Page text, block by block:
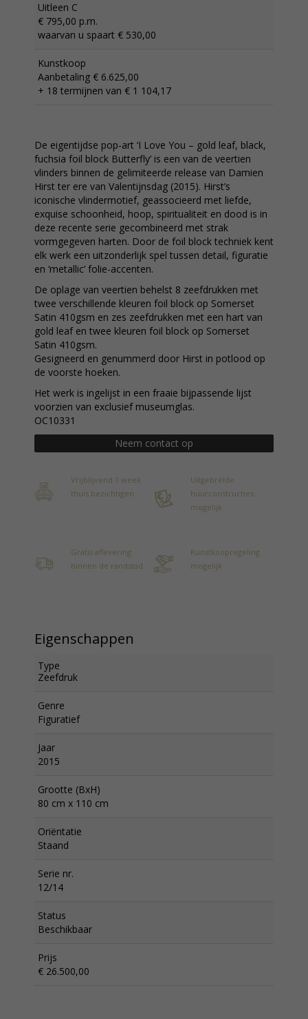
Uitleen C
€ 795,00 p.m.
waarvan u spaart € 530,00
Kunstkoop
Aanbetaling € 6.625,00
+ 18 termijnen van € 1 104,17
De eigentijdse pop-art ‘I Love You – gold leaf, black,
fuchsia foil block Butterfly’ is een van de veertien
vlinders binnen de gelimiteerde release van Damien
Hirst ter ere van Valentijnsdag (2015). Hirst’s
iconische vlindermotief, geassocieerd met liefde,
exquise schoonheid, hoop, spiritualiteit en dood is in
deze recente serie gecombineerd met strak
vormgegeven harten. Door de foil block techniek kent
elk werk een uitzonderlijk spel tussen detail, figuratie
en ‘metallic’ folie-accenten.
De oplage van veertien behelst 8 zeefdrukken met
twee verschillende kleuren foil block op Somerset
Satin 410gsm en zes zeefdrukken met een hart van
gold leaf en twee kleuren foil block op Somerset
Satin 410gsm.
Gesigneerd en genummerd door Hirst in potlood op
de voorste hoeken.
Het werk is ingelijst in een fraaie bijpassende lijst
voorzien van exclusief museumglas.
OC10331
Neem contact op
Vrijblijvend 1 week
thuis bezichtigen
Uitgebreide
huurconstructies
mogelijk
Gratis aflevering
binnen de randstad
Kunstkoopregeling
mogelijk
Eigenschappen
Type
Zeefdruk
Genre
Figuratief
Jaar
2015
Grootte (BxH)
80 cm x 110 cm
Oriëntatie
Staand
Serie nr.
12/14
Status
Beschikbaar
Prijs
€ 26.500,00